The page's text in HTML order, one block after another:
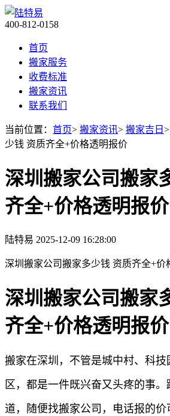
400-812-0158
首页
搬家服务
收费标准
搬家资讯
联系我们
当前位置： 首页> 搬家资讯> 搬家吉日
少钱 资质齐全+价格透明报价
深圳搬家公司搬家
齐全+价格透明报价
陆特易 2025-12-09 16:28:00
深圳搬家公司搬家多少钱 资质齐全+价
深圳搬家公司搬家
齐全+价格透明报价
搬家在深圳，不管是城中村、科
区，都是一件既兴奋又头疼的事。
道，随便找搬家公司，电话报的